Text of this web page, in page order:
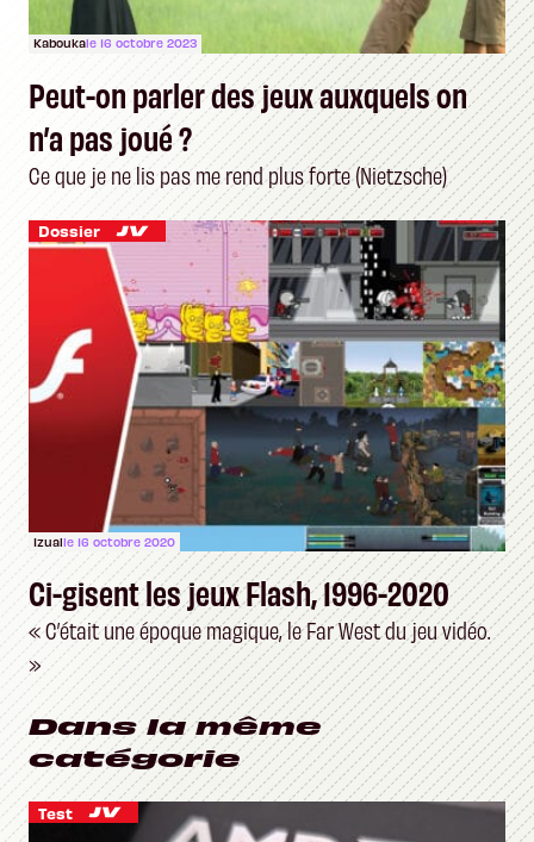
Kaboukale 16 octobre 2023
Peut-on parler des jeux auxquels on
n’a pas joué ?
Ce que je ne lis pas me rend plus forte (Nietzsche)
Dossier
Izualle 16 octobre 2020
Ci-gisent les jeux Flash, 1996-2020
« C’était une époque magique, le Far West du jeu vidéo.
»
Dans la même
catégorie
Test